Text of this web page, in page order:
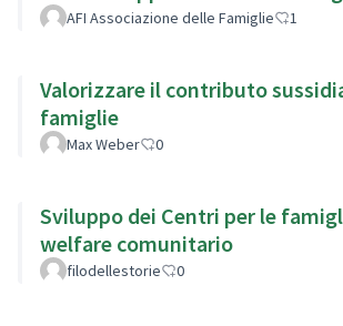
AFI Associazione delle Famiglie 1
Valorizzare il contributo
famiglie
Max Weber 0
Sviluppo dei Centri per le famiglie
welfare comunitario
filodellestorie 0